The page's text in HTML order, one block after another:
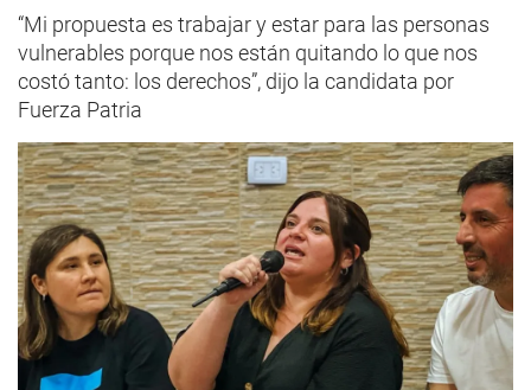
“Mi propuesta es trabajar y estar para las personas
vulnerables porque nos están quitando lo que nos
costó tanto: los derechos”, dijo la candidata por
Fuerza Patria